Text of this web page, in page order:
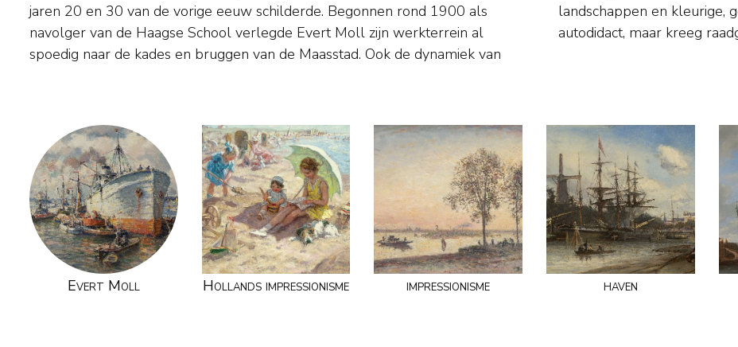
jaren 20 en 30 van de vorige eeuw schilderde. Begonnen rond 1900 als
navolger van de Haagse School verlegde Evert Moll zijn werkterrein al
spoedig naar de kades en bruggen van de Maasstad. Ook de dynamiek van
landschappen en kleurige, gedurfde bloemstillevens. Evert Moll was
autodidact, maar kreeg
Evert Moll Hollands impressionisme impressionisme haven